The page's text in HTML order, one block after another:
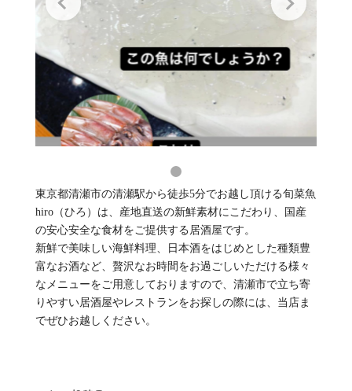
東京都清瀬市の清瀬駅から徒歩5分でお越し頂ける旬菜魚
hiro（ひろ）は、産地直送の新鮮素材にこだわり、国産
の安心安全な食材をご提供する居酒屋です。
新鮮で美味しい海鮮料理、日本酒をはじめとした種類豊
富なお酒など、贅沢なお時間をお過ごしいただける様々
なメニューをご用意しておりますので、清瀬市で立ち寄
りやすい居酒屋やレストランをお探しの際には、当店ま
でぜひお越しください。